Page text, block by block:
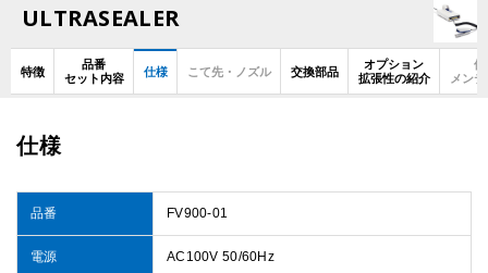
ULTRASEALER
特徴
品番
セット内容
仕様 こて先・ノズル 交換部品
オプション
拡張性の紹介
使
メン
仕様
品番 FV900-01
電源 AC100V 50/60Hz